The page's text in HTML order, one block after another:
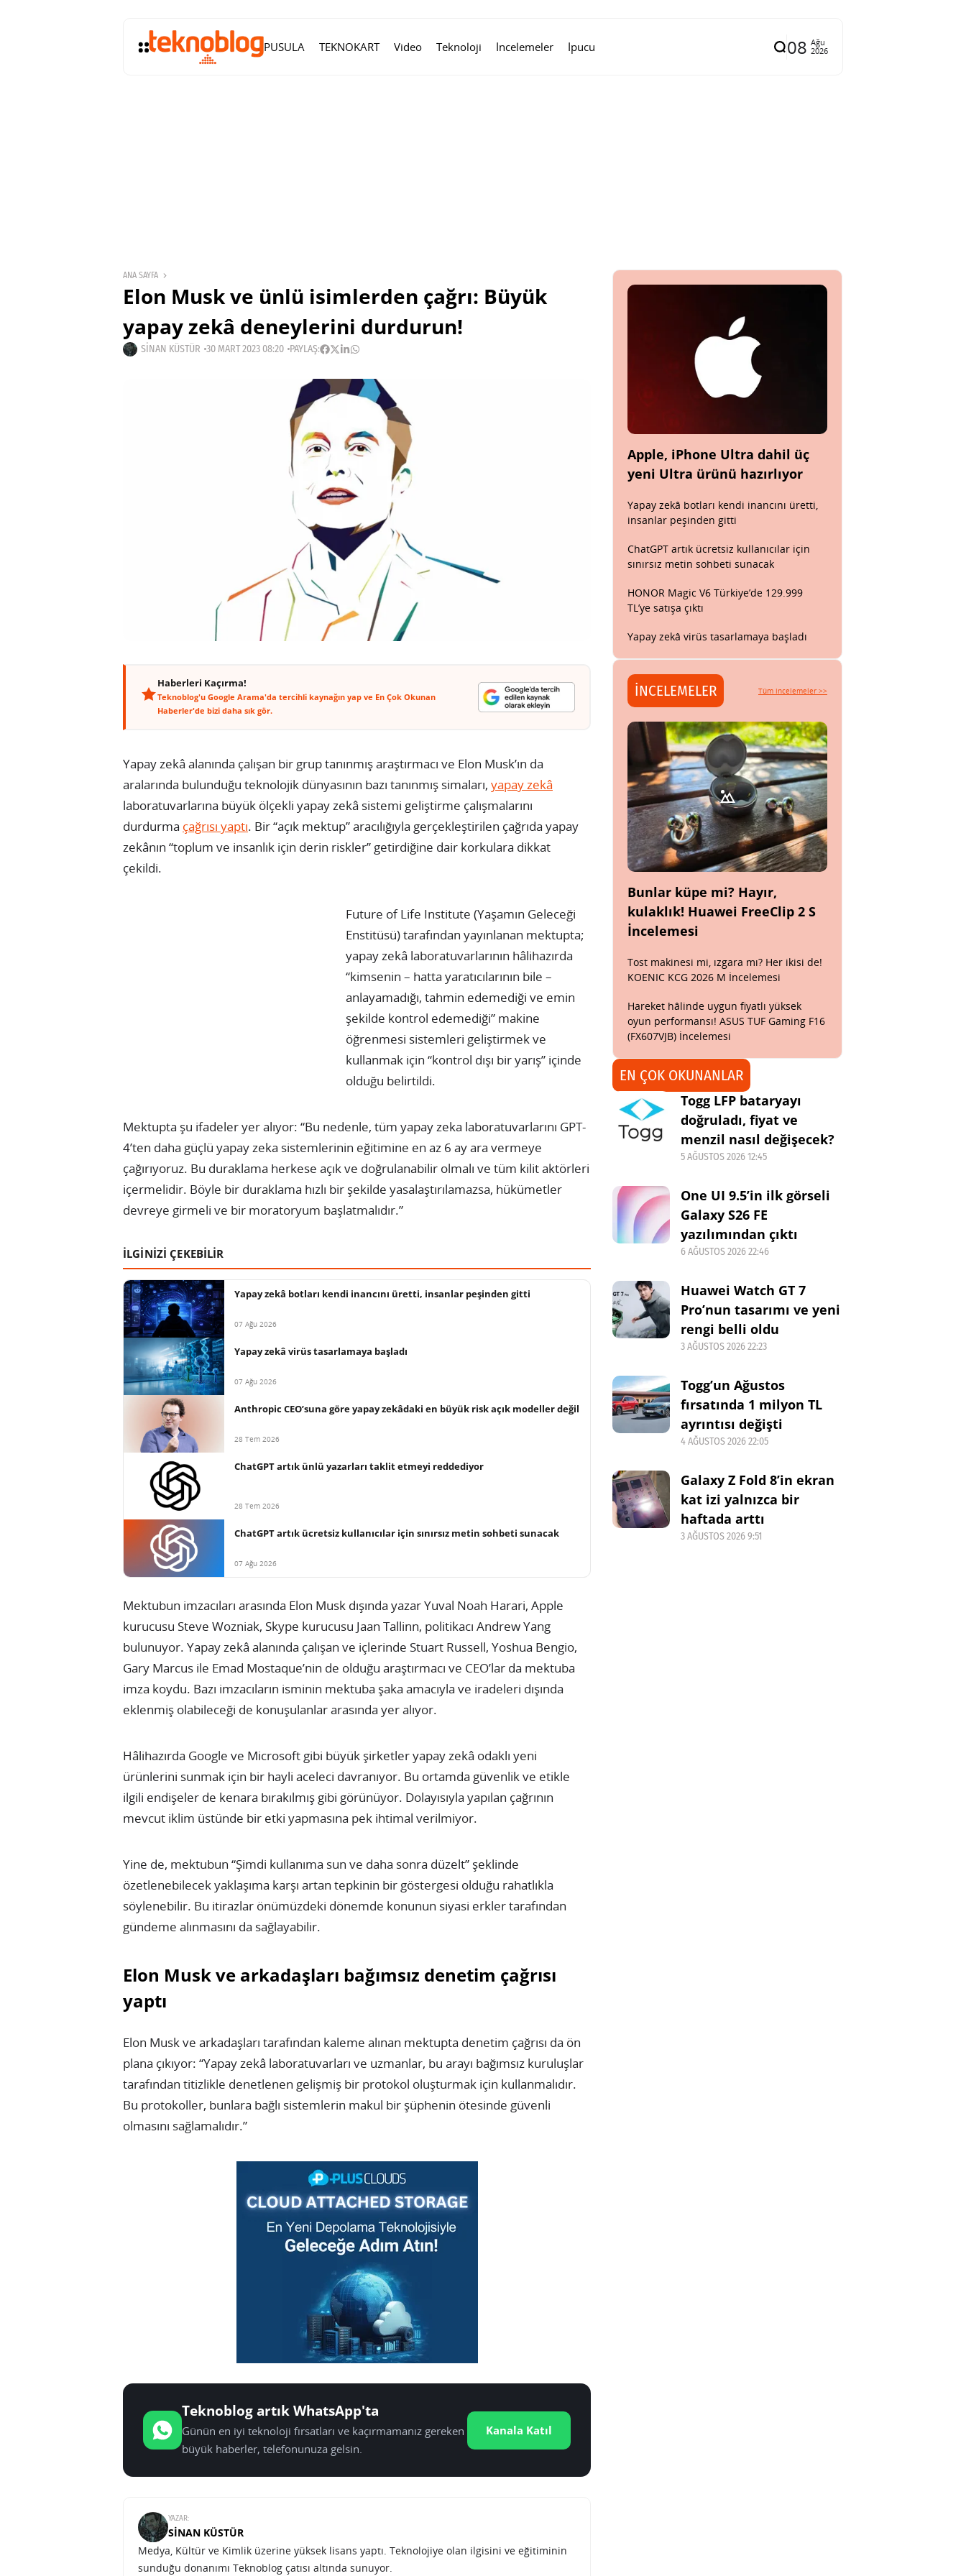
PUSULA TEKNOKART Video Teknoloji İncelemeler İpucu 08 Ağu
2026
ANA SAYFA
Elon Musk ve ünlü isimlerden çağrı: Büyük
yapay zekâ deneylerini durdurun!
SINAN KÜSTÜR 30 MART 2023 08:20 PAYLAŞ:
Haberleri Kaçırma!
Teknoblog'u Google Arama'da tercihli kaynağın yap ve En Çok Okunan
Haberler'de bizi daha sık gör.
Yapay zekâ alanında çalışan bir grup tanınmış araştırmacı ve Elon Musk’ın da
aralarında bulunduğu teknolojik dünyasının bazı tanınmış simaları, yapay zekâ
laboratuvarlarına büyük ölçekli yapay zekâ sistemi geliştirme çalışmalarını
durdurma çağrısı yaptı. Bir “açık mektup” aracılığıyla gerçekleştirilen çağrıda yapay
zekânın “toplum ve insanlık için derin riskler” getirdiğine dair korkulara dikkat
çekildi.
Future of Life Institute (Yaşamın Geleceği
Enstitüsü) tarafından yayınlanan mektupta;
yapay zekâ laboratuvarlarının hâlihazırda
“kimsenin – hatta yaratıcılarının bile –
anlayamadığı, tahmin edemediği ve emin
şekilde kontrol edemediği” makine
öğrenmesi sistemleri geliştirmek ve
kullanmak için “kontrol dışı bir yarış” içinde
olduğu belirtildi.
Mektupta şu ifadeler yer alıyor: “Bu nedenle, tüm yapay zeka laboratuvarlarını GPT-
4’ten daha güçlü yapay zeka sistemlerinin eğitimine en az 6 ay ara vermeye
çağırıyoruz. Bu duraklama herkese açık ve doğrulanabilir olmalı ve tüm kilit aktörleri
içermelidir. Böyle bir duraklama hızlı bir şekilde yasalaştırılamazsa, hükümetler
devreye girmeli ve bir moratoryum başlatmalıdır.”
İLGİNİZİ ÇEKEBİLİR
Yapay zekâ botları kendi inancını üretti, insanlar peşinden gitti
07 Ağu 2026
Yapay zekâ virüs tasarlamaya başladı
07 Ağu 2026
Anthropic CEO’suna göre yapay zekâdaki en büyük risk açık modeller değil
28 Tem 2026
ChatGPT artık ünlü yazarları taklit etmeyi reddediyor
28 Tem 2026
ChatGPT artık ücretsiz kullanıcılar için sınırsız metin sohbeti sunacak
07 Ağu 2026
Mektubun imzacıları arasında Elon Musk dışında yazar Yuval Noah Harari, Apple
kurucusu Steve Wozniak, Skype kurucusu Jaan Tallinn, politikacı Andrew Yang
bulunuyor. Yapay zekâ alanında çalışan ve içlerinde Stuart Russell, Yoshua Bengio,
Gary Marcus ile Emad Mostaque’nin de olduğu araştırmacı ve CEO’lar da mektuba
imza koydu. Bazı imzacıların isminin mektuba şaka amacıyla ve iradeleri dışında
eklenmiş olabileceği de konuşulanlar arasında yer alıyor.
Hâlihazırda Google ve Microsoft gibi büyük şirketler yapay zekâ odaklı yeni
ürünlerini sunmak için bir hayli aceleci davranıyor. Bu ortamda güvenlik ve etikle
ilgili endişeler de kenara bırakılmış gibi görünüyor. Dolayısıyla yapılan çağrının
mevcut iklim üstünde bir etki yapmasına pek ihtimal verilmiyor.
Yine de, mektubun “Şimdi kullanıma sun ve daha sonra düzelt” şeklinde
özetlenebilecek yaklaşıma karşı artan tepkinin bir göstergesi olduğu rahatlıkla
söylenebilir. Bu itirazlar önümüzdeki dönemde konunun siyasi erkler tarafından
gündeme alınmasını da sağlayabilir.
Elon Musk ve arkadaşları bağımsız denetim çağrısı
yaptı
Elon Musk ve arkadaşları tarafından kaleme alınan mektupta denetim çağrısı da ön
plana çıkıyor: “Yapay zekâ laboratuvarları ve uzmanlar, bu arayı bağımsız kuruluşlar
tarafından titizlikle denetlenen gelişmiş bir protokol oluşturmak için kullanmalıdır.
Bu protokoller, bunlara bağlı sistemlerin makul bir şüphenin ötesinde güvenli
olmasını sağlamalıdır.”
Teknoblog artık WhatsApp'ta
Günün en iyi teknoloji fırsatları ve kaçırmamanız gereken
büyük haberler, telefonunuza gelsin.
Kanala Katıl
YAZAR:
SINAN KÜSTÜR
Medya, Kültür ve Kimlik üzerine yüksek lisans yaptı. Teknolojiye olan ilgisini ve eğitiminin
sunduğu donanımı Teknoblog çatısı altında sunuyor.
Apple, iPhone Ultra dahil üç
yeni Ultra ürünü hazırlıyor
Yapay zekâ botları kendi inancını üretti,
insanlar peşinden gitti
ChatGPT artık ücretsiz kullanıcılar için
sınırsız metin sohbeti sunacak
HONOR Magic V6 Türkiye’de 129.999
TL’ye satışa çıktı
Yapay zekâ virüs tasarlamaya başladı
İNCELEMELER Tüm incelemeler >>
Bunlar küpe mi? Hayır,
kulaklık! Huawei FreeClip 2 S
İncelemesi
Tost makinesi mi, ızgara mı? Her ikisi de!
KOENIC KCG 2026 M İncelemesi
Hareket hâlinde uygun fiyatlı yüksek
oyun performansı! ASUS TUF Gaming F16
(FX607VJB) İncelemesi
EN ÇOK OKUNANLAR
Togg LFP bataryayı
doğruladı, fiyat ve
menzil nasıl değişecek?
5 AĞUSTOS 2026 12:45
One UI 9.5’in ilk görseli
Galaxy S26 FE
yazılımından çıktı
6 AĞUSTOS 2026 22:46
Huawei Watch GT 7
Pro’nun tasarımı ve yeni
rengi belli oldu
3 AĞUSTOS 2026 22:23
Togg’un Ağustos
fırsatında 1 milyon TL
ayrıntısı değişti
4 AĞUSTOS 2026 22:05
Galaxy Z Fold 8’in ekran
kat izi yalnızca bir
haftada arttı
3 AĞUSTOS 2026 9:51